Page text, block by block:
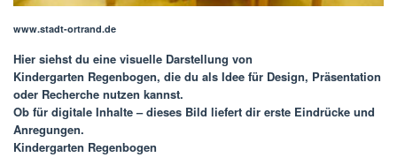
www.stadt-ortrand.de
Hier siehst du eine visuelle Darstellung von
Kindergarten Regenbogen, die du als Idee für Design, Präsentation
oder Recherche nutzen kannst.
Ob für digitale Inhalte – dieses Bild liefert dir erste Eindrücke und
Anregungen.
Kindergarten Regenbogen